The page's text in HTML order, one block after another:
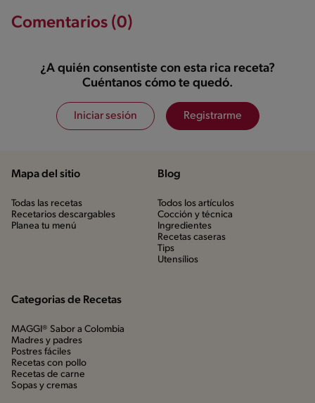
Comentarios (0)
¿A quién consentiste con esta rica receta?
Cuéntanos cómo te quedó.
Iniciar sesión Registrarme
Mapa del sitio
Todas las recetas
Recetarios descargables
Planea tu menú
Blog
Todos los artículos
Cocción y técnica
Ingredientes
Recetas caseras
Tips
Utensílios
Categorias de Recetas
MAGGI® Sabor a Colombia
Madres y padres
Postres fáciles
Recetas con pollo
Recetas de carne
Sopas y cremas